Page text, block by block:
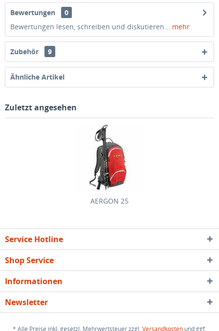
Bewertungen
0
Bewertungen lesen, schreiben und diskutieren... mehr
Zubehör 9
Ähnliche Artikel
Zuletzt angesehen
AERGON 25
Service Hotline
Shop Service
Informationen
Newsletter
* Alle Preise inkl. gesetzl. Mehrwertsteuer zzgl.Versandkosten und ggf.